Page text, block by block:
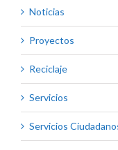
Noticias
Proyectos
Reciclaje
Servicios
Servicios